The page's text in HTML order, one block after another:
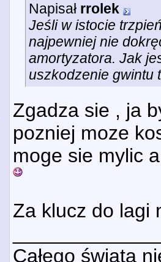
Napisał rrolek
Jeśli w istocie
najpewniej nie
amortyzatora. Jak
uszkodzenie gwintu
Zgadza sie , ja
pozniej moze
moge sie mylic
Za klucz do lagi
Całego świata